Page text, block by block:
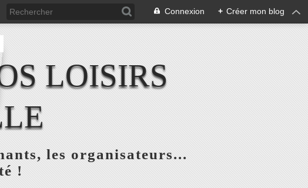
Connexion + Créer mon blog
LOISIRS
les organisateurs...
!